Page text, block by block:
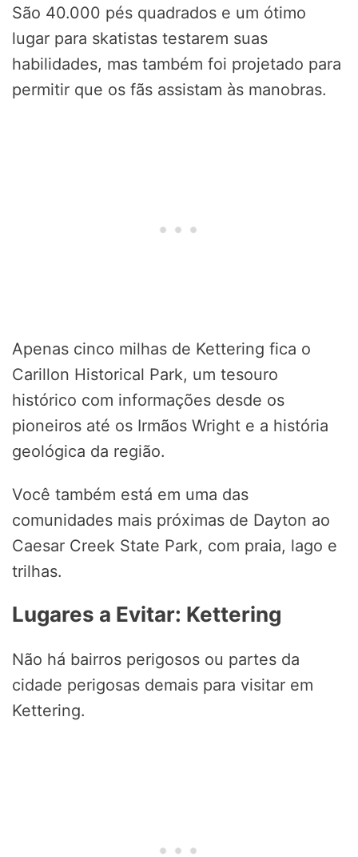
São 40.000 pés quadrados e um ótimo
lugar para skatistas testarem suas
habilidades, mas também foi projetado para
permitir que os fãs assistam às manobras.
Apenas cinco milhas de Kettering fica o
Carillon Historical Park, um tesouro
histórico com informações desde os
pioneiros até os Irmãos Wright e a história
geológica da região.
Você também está em uma das
comunidades mais próximas de Dayton ao
Caesar Creek State Park, com praia, lago e
trilhas.
Lugares a Evitar: Kettering
Não há bairros perigosos ou partes da
cidade perigosas demais para visitar em
Kettering.